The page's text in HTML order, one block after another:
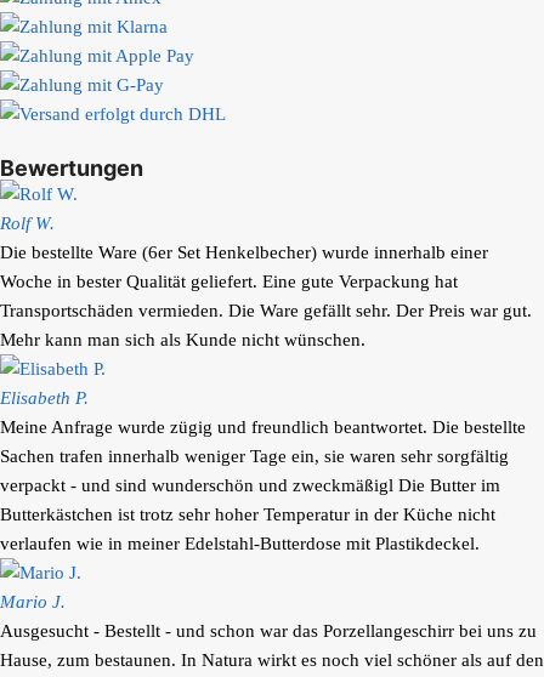
Bewertungen
Rolf W.
Die bestellte Ware (6er Set Henkelbecher) wurde innerhalb einer
Woche in bester Qualität geliefert. Eine gute Verpackung hat
Transportschäden vermieden. Die Ware gefällt sehr. Der Preis war gut.
Mehr kann man sich als Kunde nicht wünschen.
Elisabeth P.
Meine Anfrage wurde zügig und freundlich beantwortet. Die bestellte
Sachen trafen innerhalb weniger Tage ein, sie waren sehr sorgfältig
verpackt - und sind wunderschön und zweckmäßigl Die Butter im
Butterkästchen ist trotz sehr hoher Temperatur in der Küche nicht
verlaufen wie in meiner Edelstahl-Butterdose mit Plastikdeckel.
Mario J.
Ausgesucht - Bestellt - und schon war das Porzellangeschirr bei uns zu
Hause, zum bestaunen. In Natura wirkt es noch viel schöner als auf den